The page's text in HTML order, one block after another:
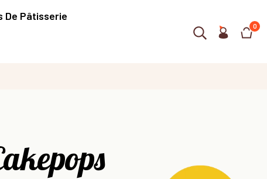
De Pâtisserie
0